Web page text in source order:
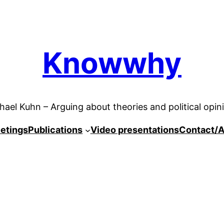
Knowwhy
Kuhn – Arguing about theories and political
Publications Video presentationsContact/